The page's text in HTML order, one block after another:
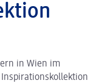
in Wien im